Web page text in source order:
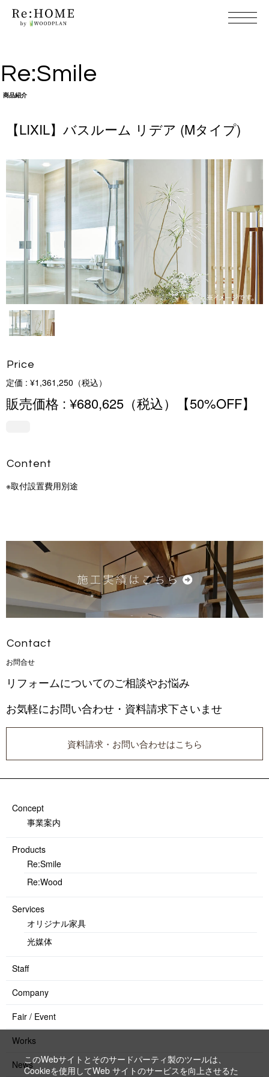
Re:S m i l e
商 品 紹 介
【LIXIL】バスルーム リデア (M タ イ プ )
P r i c e
定価 : ¥1,361,250 （ 税 込 ）
販売価格 : ¥680,625（税込）【50% O F F 】
Con t e n t
※取付設置 費 用 別 途
Con t a c t
お 問 合 せ
リフォームについてのご相談やお悩み
お気軽にお問い合わせ・資料請求下さいませ
資料請求・お問い合わせはこちら
Concept
事業案内
Products
Re:Smile
Re:Wood
Services
オリジナル家具
光媒体
Staff
Company
Fair / Event
Works
NewsこのWebサイトとそのサードパーティ製のツールは、
Cookieを使用してWeb サイトのサービスを向上させるた